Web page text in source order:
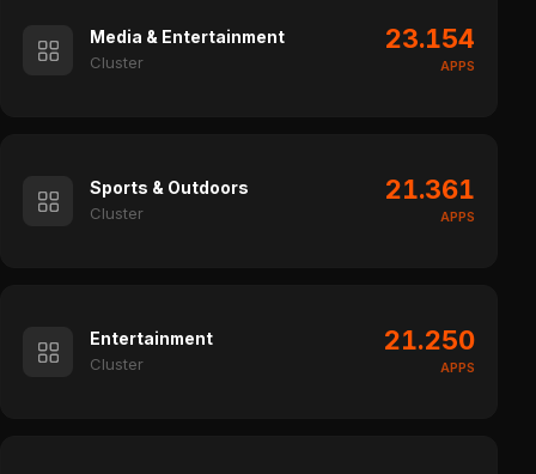
Media & Entertainment
Cluster
23.154
APPS
Sports & Outdoors
Cluster
21.361
APPS
Entertainment
Cluster
21.250
APPS